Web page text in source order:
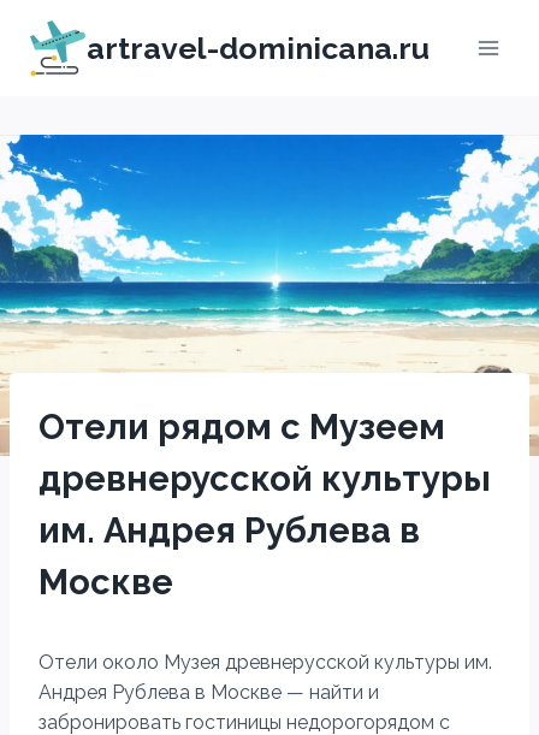
Перейти
содержимому
artravel-dominicana.ru
Отели рядом с Музеем
древнерусской культуры
им. Андрея Рублева в
Москве
Отели около Музея древнерусской культуры им.
Андрея Рублева в Москве — найти и
забронировать гостиницы недорогорядом с